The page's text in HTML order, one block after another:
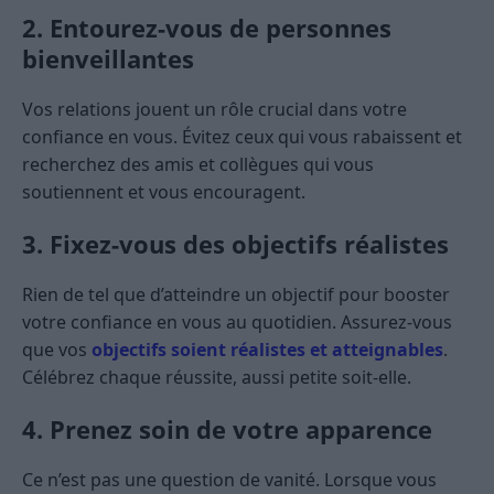
2. Entourez-vous de personnes
bienveillantes
Vos relations jouent un rôle crucial dans votre
confiance en vous. Évitez ceux qui vous rabaissent et
recherchez des amis et collègues qui vous
soutiennent et vous encouragent.
3. Fixez-vous des objectifs réalistes
Rien de tel que d’atteindre un objectif pour booster
votre confiance en vous au quotidien. Assurez-vous
que vos objectifs soient réalistes et atteignables.
Célébrez chaque réussite, aussi petite soit-elle.
4. Prenez soin de votre apparence
Ce n’est pas une question de vanité. Lorsque vous